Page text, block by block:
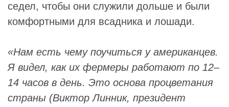
седел, чтобы они служили дольше и были
комфортными для всадника и лошади.
«Нам есть чему поучиться у американцев.
Я видел, как их фермеры работают по 12–
14 часов в день. Это основа процветания
страны (Виктор Линник, президент